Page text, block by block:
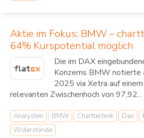
Aktie im Fokus: BMW –
64% Kurspotential möglich
Die im DAX
Konzerns BMW notierte
2025 via Xetra auf
relevanten Zwischenhoch von 97,92...
Analysten BMW Charttechnik Dax
Widerstände